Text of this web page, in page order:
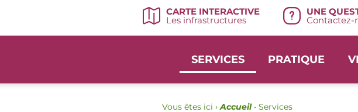
CARTE INTERACTIVE
Les infrastructures
UNE
Contactez-
SERVICES PRATIQUE
Vous êtes ici › Accueil• Services